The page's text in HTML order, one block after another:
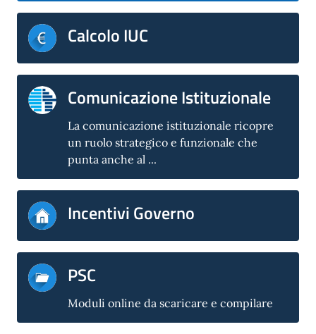
Calcolo IUC
Comunicazione Istituzionale
La comunicazione istituzionale ricopre
un ruolo strategico e funzionale che
punta anche al ...
Incentivi Governo
PSC
Moduli online da scaricare e compilare